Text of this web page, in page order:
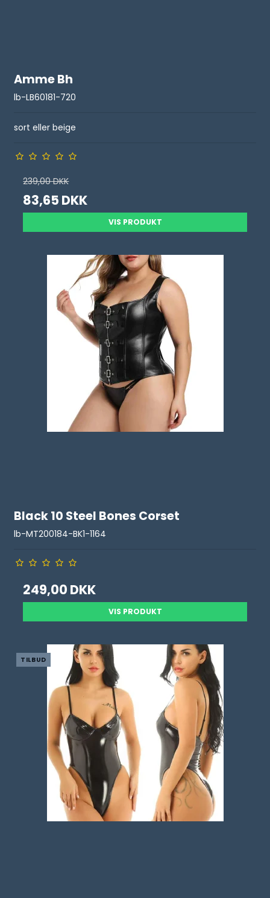
Amme Bh
lb-LB60181-720
sort eller beige
239,00 DKK
83,65 DKK
VIS PRODUKT
Black 10 Steel Bones Corset
lb-MT200184-BK1-1164
249,00 DKK
VIS PRODUKT
TILBUD